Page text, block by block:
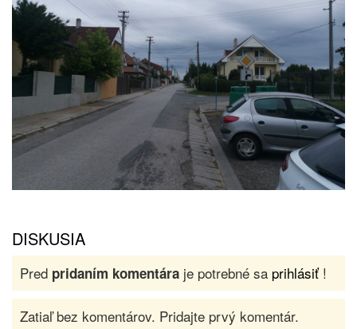
DISKUSIA
Pred pridaním komentára je potrebné sa prihlásiť!
Zatiaľ bez komentárov. Pridajte prvý komentár.